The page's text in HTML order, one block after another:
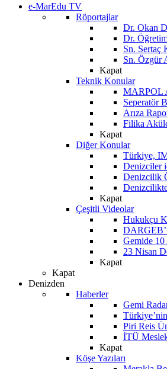
e-MarEdu TV
Röportajlar
Dr. Okan
Dr.
Sn. Sertaç
Sn. Özgür
Kapat
Teknik Konular
MARPOL
Seperatör
Arıza
Filika
Kapat
Diğer Konular
Türkiye,
Denizciler
Denizcilik
Kapat
Çeşitli Videolar
Hukukçu
Gemide 10
23 Nisan
Kapat
Kapat
Denizden
Haberler
Gemi
Piri Reis
İTÜ
Kapat
Köşe Yazıları